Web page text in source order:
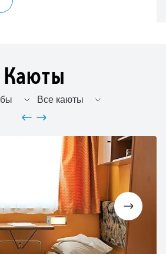
Каюты